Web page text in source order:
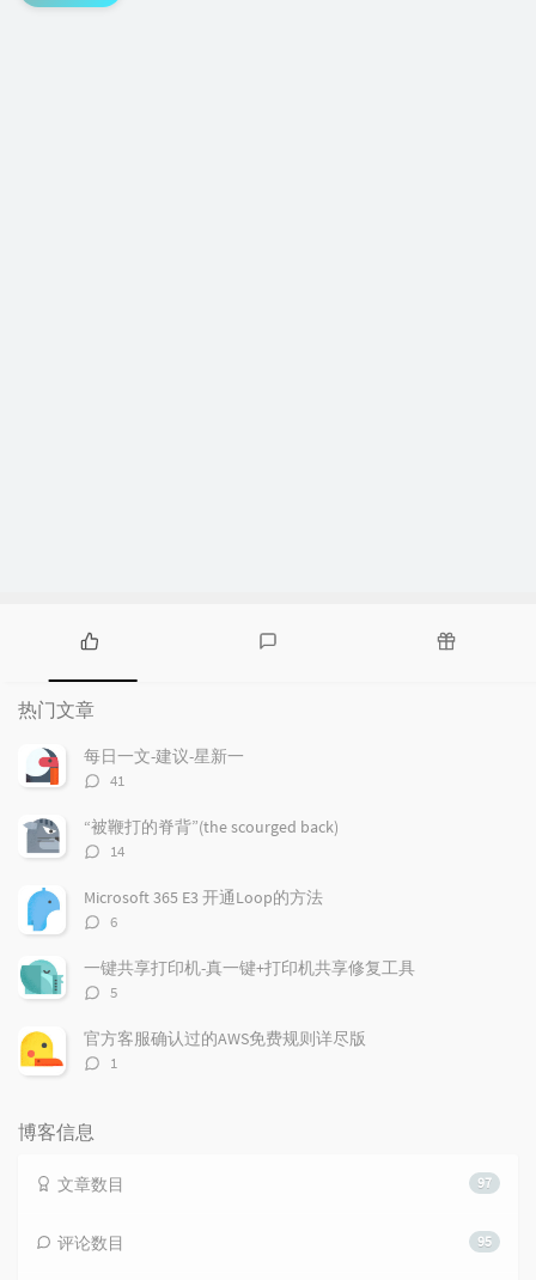
热
门
文
章
热门文章
每日一文-建议-星新一
评
数：
41
“被鞭打的脊背”(the scourged back)
评
数：
14
Microsoft 365 E3 开通Loop的方法
评
数：
6
一键共享打印机-真一键+打印机共享修复工具
评
数：
5
官方客服确认过的AWS免费规则详尽版
评1
博客信息
97
文章数目
95
评论数目